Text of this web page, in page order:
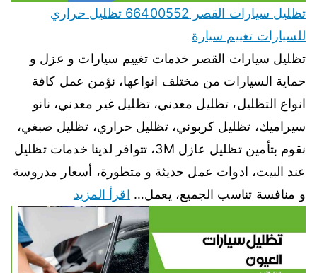
تظليل سيارات القصر 66400552 تظليل حراري
للسيارات تغييم سيارة
تظليل سيارات القصر خدمات تغييم سيارات و عزل و
حماية السيارات من مختلف انواعها، نؤمن عمل كافة
انواع التظليل، تظليل معدني، تظليل غير معدني، نانو
سيراميك، تظليل كربوني، تظليل حراري، تظليل صبغي،
نقوم بتأمين تظليل عازل 3M، تتوافر لدينا خدمات تظليل
عند البيت، ادوات عمل حديثة و متطورة، أسعار مدروسة
و منافسة تناسب الجميع، يعمل… اقرأ المزيد